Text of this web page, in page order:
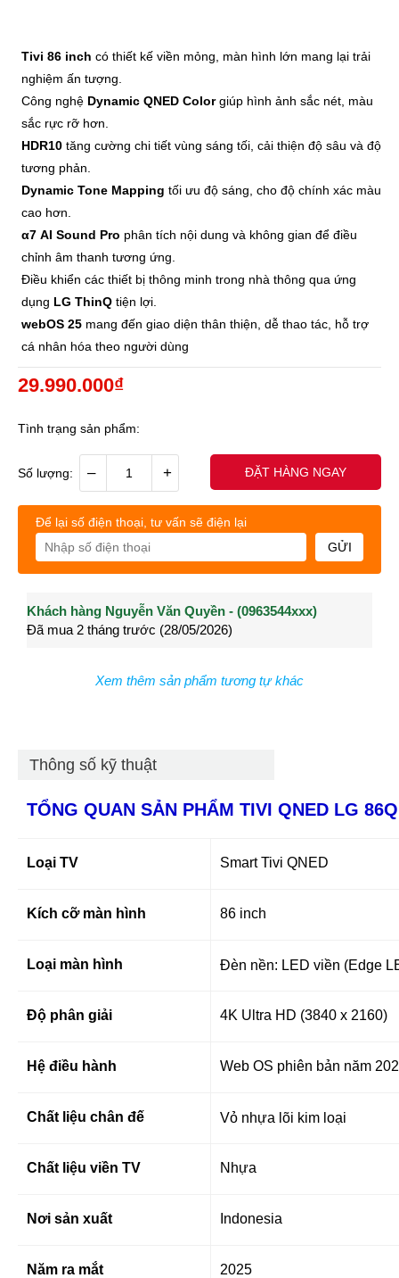
Tivi 86 inch có thiết kế viền mỏng, màn hình lớn mang lại trải
nghiệm ấn tượng.
Công nghệ Dynamic QNED Colorgiúp hình ảnh sắc nét, màu
sắc rực rỡ hơn.
HDR10 tăng cường chi tiết vùng sáng tối, cải thiện độ sâu và độ
tương phản.
Dynamic Tone Mapping tối ưu độ sáng, cho độ chính xác màu
cao hơn.
α7 AI Sound Pro phân tích nội dung và không gian để điều
chỉnh âm thanh tương ứng.
Điều khiển các thiết bị thông minh trong nhà thông qua ứng
dụng LG ThinQ tiện lợi.
webOS 25 mang đến giao diện thân thiện, dễ thao tác, hỗ trợ
cá nhân hóa theo người dùng
29.990.000₫
Tình trạng sản phẩm:
Số lượng: – + ĐẶT HÀNG NGAY
Để lại số điện thoại, tư vấn sẽ điện lại
GỬI
Khách hàng Nguyễn Văn Quyền - (0963544xxx)
Đã mua 2 tháng trước (28/05/2026)
Khách hàng Nguyễn Thành Long - (0902021xxx)
Đã mua 3 tháng trước (27/04/2026)
Xem thêm sản phẩm tương tự khác
Thông số kỹ thuật
TỔNG QUAN SẢN PHẨM TIVI QNED LG
Loại TV Smart Tivi QNED
Kích cỡ màn hình 86 inch
Loại màn hình Đèn nền: LED viền (Edge
Độ phân giải 4K Ultra HD (3840 x 2160)
Hệ điều hành Web OS phiên bản năm
Chất liệu chân đế Vỏ nhựa lõi kim loại
Chất liệu viền TV Nhựa
Nơi sản xuất Indonesia
Năm ra mắt 2025